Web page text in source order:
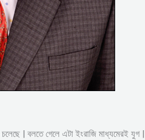
চলেছে | বলতে গেলে এটা ইংরাজি মাধ্যমেরই যুগ |